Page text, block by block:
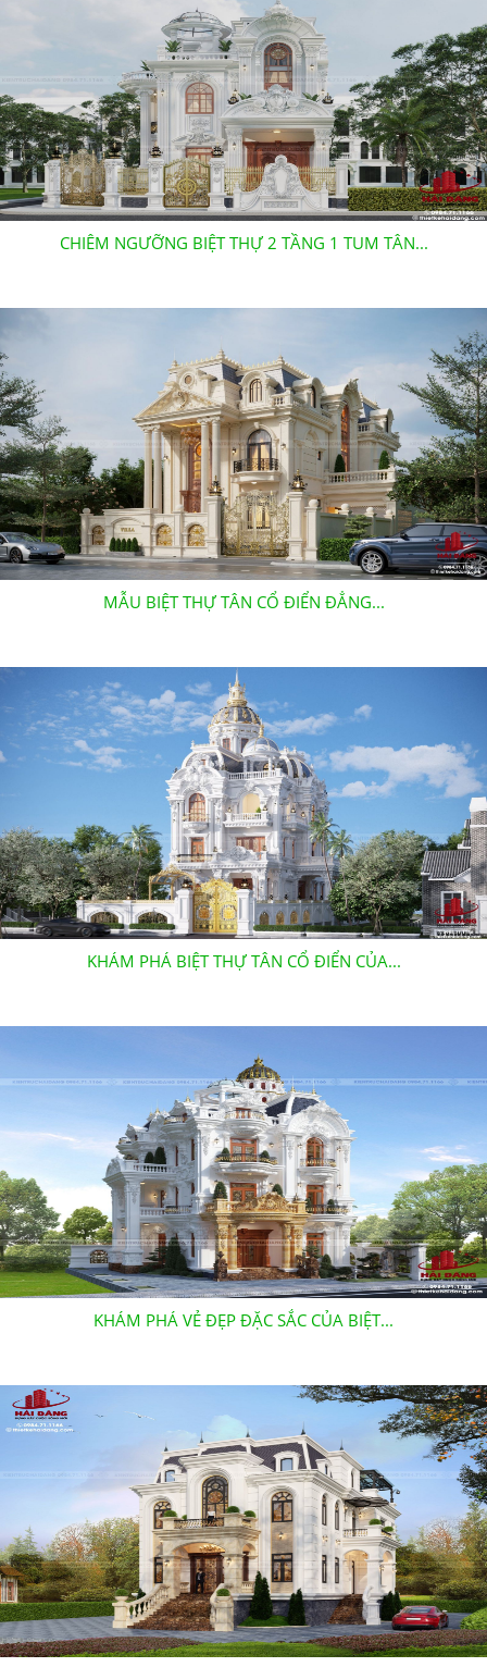
CHIÊM NGƯỠNG BIỆT THỰ 2 TẦNG 1 TUM TÂN...
MẪU BIỆT THỰ TÂN CỔ ĐIỂN ĐẲNG...
KHÁM PHÁ BIỆT THỰ TÂN CỔ ĐIỂN CỦA...
KHÁM PHÁ VẺ ĐẸP ĐẶC SẮC CỦA BIỆT...